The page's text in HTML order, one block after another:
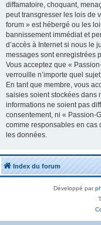
diffamatoire, choquant,
peut transgresser les lois de
forum » est hébergé ou les
bannissement immédiat et
d’accès à Internet si nous le
messages sont enregistrées
Vous acceptez que «
verrouille n’importe quel
En tant que membre, vous
saisies soient stockées dans
informations ne soient pas
consentement, ni « Passion-
comme responsables en cas
les données.
Index du forum
Développé par